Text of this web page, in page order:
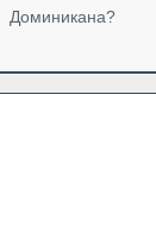
Доминикана?